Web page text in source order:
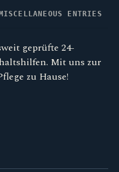
ENTRIES
geprüfte 24-
Mit uns zur
zu Hause!